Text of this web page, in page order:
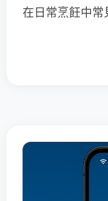
在日常烹飪中常